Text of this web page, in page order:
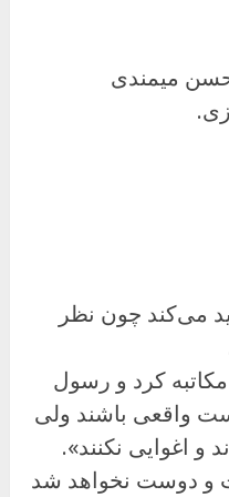
میمندی
می‌کند چون نظر
مکاتبه کرد و رسول
واقعی باشند ولی
و اغوایی نکنند».
و دوست نخواهد شد